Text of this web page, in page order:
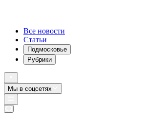
Все новости
Статьи
Подмосковье
Рубрики
Мы в соцсетях